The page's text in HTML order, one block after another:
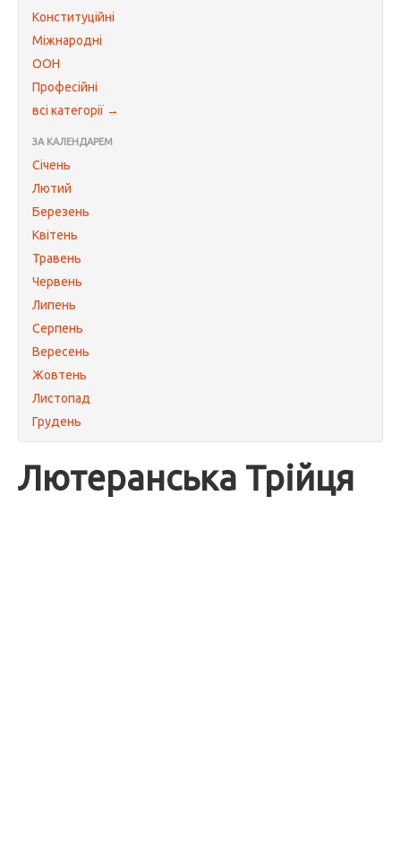
Конституційні
Міжнародні
ООН
Професійні
всі категорії →
ЗА КАЛЕНДАРЕМ
Січень
Лютий
Березень
Квітень
Травень
Червень
Липень
Серпень
Вересень
Жовтень
Листопад
Грудень
Лютеранська Трійця